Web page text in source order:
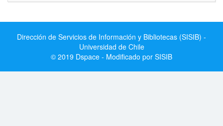
Dirección de Servicios de Información y Bibliotecas (SISIB) -
Universidad de Chile
© 2019 Dspace - Modificado por SISIB